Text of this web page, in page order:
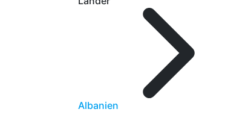
Albanien